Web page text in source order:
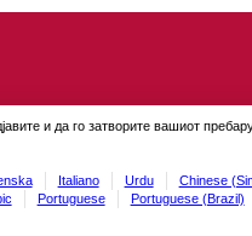
и да го затворите вашиот
Italiano Urdu Chinese
Portuguese Portuguese (Brazil)